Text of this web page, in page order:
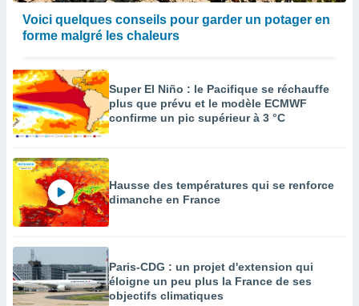
Voici quelques conseils pour garder un potager en
forme malgré les chaleurs
Super El Niño : le Pacifique se réchauffe
plus que prévu et le modèle ECMWF
confirme un pic supérieur à 3 °C
Hausse des températures qui se renforce
dimanche en France
Paris-CDG : un projet d'extension qui
éloigne un peu plus la France de ses
objectifs climatiques